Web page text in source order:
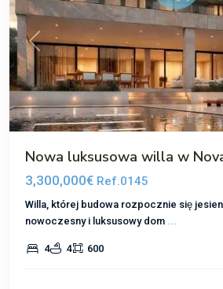
Poprzedni
Nowa luksusowa willa w
3,300,000€ Ref.0145
Willa, której budowa rozpocznie się
nowoczesny i luksusowy dom ...
4 4 600
Santa